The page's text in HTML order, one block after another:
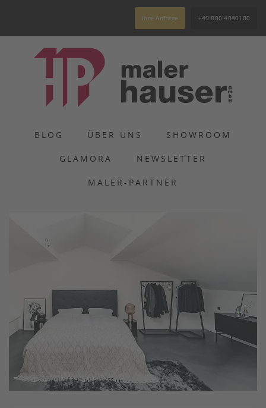
Ihre Anfrage +49 800 4040100
BLOG ÜBER UNS SHOWROOM
GLAMORA NEWSLETTER
MALER-PARTNER